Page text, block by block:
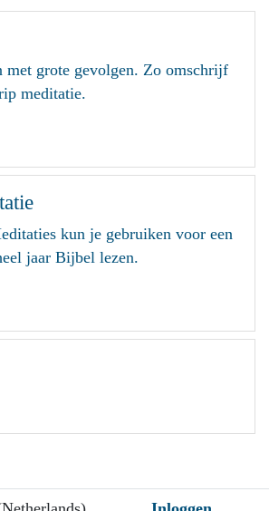
met grote gevolgen. Zo omschrijf
meditatie.
kun je gebruiken voor een
jaar Bijbel lezen.